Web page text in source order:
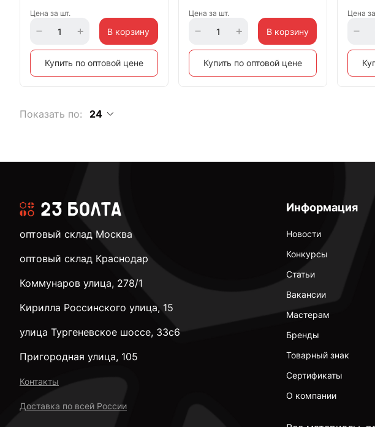
Цена за шт.
В корзину
Купить по оптовой цене
Цена за шт.
В корзину
Купить по оптовой цене
Цена
Показать по: 24
Информация
Новости
Конкурсы
Статьи
Вакансии
Мастерам
Бренды
Товарный знак
Сертификаты
О компании
оптовый склад Москва
оптовый склад Краснодар
Коммунаров улица, 278/1
Кирилла Россинского улица, 15
улица Тургеневское шоссе, 33с6
Пригородная улица, 105
Контакты
Доставка по всей России